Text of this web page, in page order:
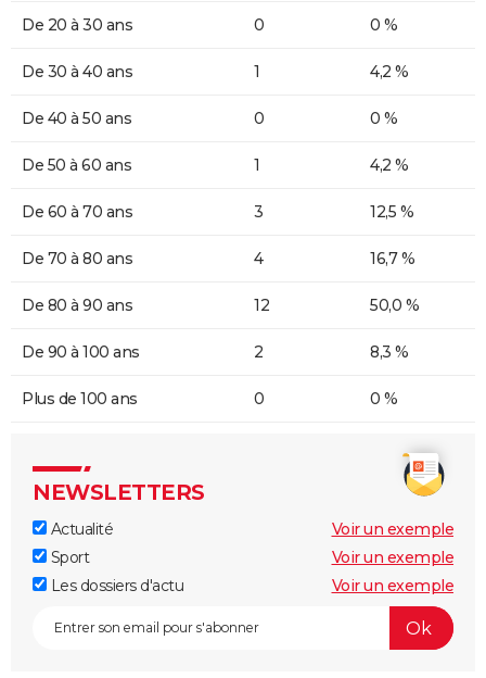
De 20 à 30 ans 0 0 %
De 30 à 40 ans 1 4,2 %
De 40 à 50 ans 0 0 %
De 50 à 60 ans 1 4,2 %
De 60 à 70 ans 3 12,5 %
De 70 à 80 ans 4 16,7 %
De 80 à 90 ans 12 50,0 %
De 90 à 100 ans 2 8,3 %
Plus de 100 ans 0 0 %
NEWSLETTERS
Actualité
Voir un exemple
Sport
Voir un exemple
Les dossiers d'actu
Voir un exemple